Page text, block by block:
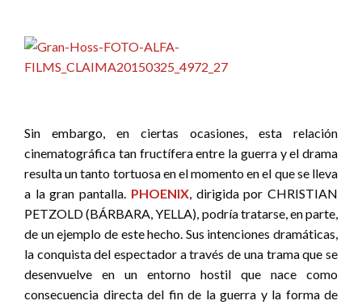
Sin embargo, en ciertas ocasiones, esta relación
cinematográfica tan fructífera entre la guerra y el drama
resulta un tanto tortuosa en el momento en el que se lleva
a la gran pantalla. PHOENIX, dirigida por CHRISTIAN
PETZOLD (BÁRBARA, YELLA), podría tratarse, en parte,
de un ejemplo de este hecho. Sus intenciones dramáticas,
la conquista del espectador a través de una trama que se
desenvuelve en un entorno hostil que nace como
consecuencia directa del fin de la guerra y la forma de